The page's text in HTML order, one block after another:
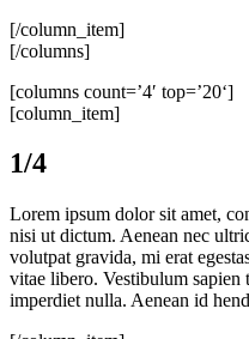
[/column_item]
[/columns]
[columns count=’4′ top=’20‘]
[column_item]
1/4
Lorem ipsum dolor sit amet,
nisi ut dictum. Aenean nec
volutpat gravida, mi erat
vitae libero. Vestibulum sapien
imperdiet nulla. Aenean id